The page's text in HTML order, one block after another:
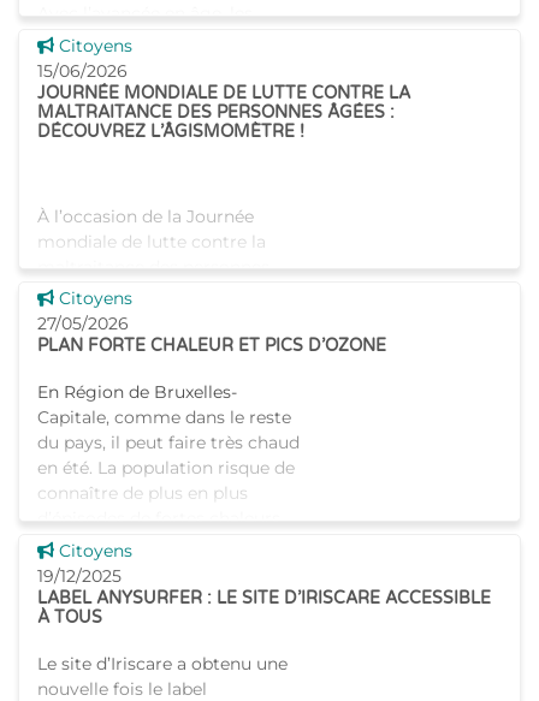
Avec l’avancée en âge, les
mécanismes de thermo
Voir cette news
Citoyens
15/06/2026
JOURNÉE MONDIALE DE LUTTE CONTRE LA
MALTRAITANCE DES PERSONNES ÂGÉES :
DÉCOUVREZ L’ÂGISMOMÈTRE !
À l’occasion de la Journée
mondiale de lutte contre la
maltraitance des personnes
âgées, plusieurs associations
belges, dont l’asbl Infor-
Homes-Info qui est subsidiée
Voir cette news
Citoyens
27/05/2026
PLAN FORTE CHALEUR ET PICS D’OZONE
En Région de Bruxelles-
Capitale, comme dans le reste
du pays, il peut faire très chaud
en été. La population risque de
connaître de plus en plus
d’épisodes de fortes chaleurs
accompagnés de
Voir cette news
Citoyens
19/12/2025
LABEL ANYSURFER : LE SITE D’IRISCARE ACCESSIBLE
À TOUS
Le site d’Iriscare a obtenu une
nouvelle fois le label